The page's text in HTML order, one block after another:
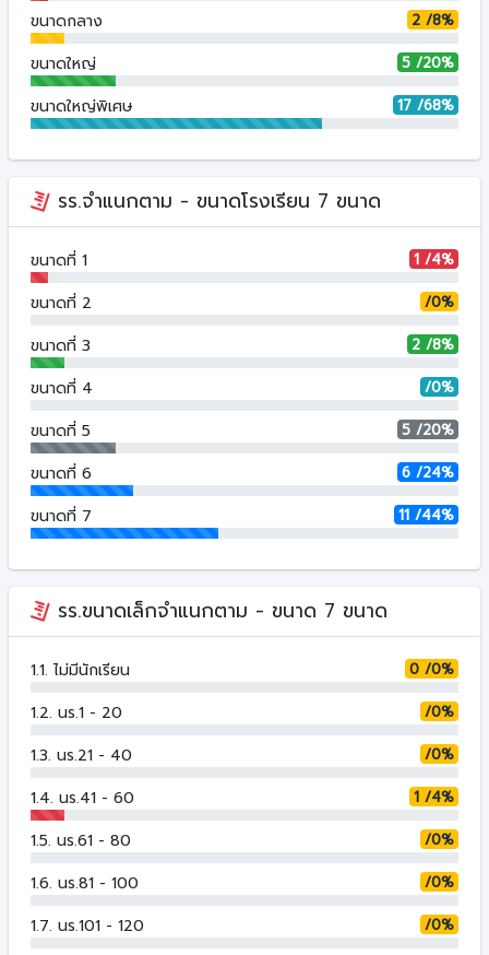
ขนาดกลาง 2 /8%
ขนาดใหญ่ 5 /20%
ขนาดใหญ่พิเศษ 17 /68%
รร.จำแนกตาม - ขนาดโรงเรียน 7 ขนาด
ขนาดที่ 1 1 /4%
ขนาดที่ 2 /0%
ขนาดที่ 3 2 /8%
ขนาดที่ 4 /0%
ขนาดที่ 5 5 /20%
ขนาดที่ 6 6 /24%
ขนาดที่ 7 11 /44%
รร.ขนาดเล็กจำแนกตาม - ขนาด 7 ขนาด
1.1. ไม่มีนักเรียน 0 /0%
1.2. นร.1 - 20 /0%
1.3. นร.21 - 40 /0%
1.4. นร.41 - 60 1 /4%
1.5. นร.61 - 80 /0%
1.6. นร.81 - 100 /0%
1.7. นร.101 - 120 /0%